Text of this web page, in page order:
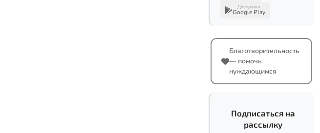
Доступно в
Google Play
Благотворительность
— помочь
нуждающимся
Подписаться на
рассылку